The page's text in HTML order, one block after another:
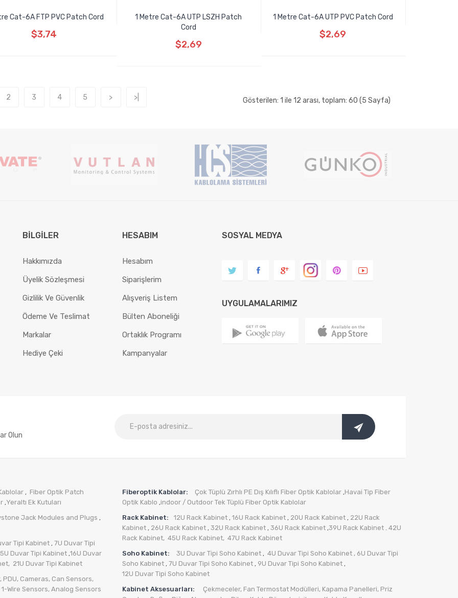
Cat-6A FTP PVC Patch Cord
$3,74
1 Metre Cat-6A UTP LSZH Patch
Cord
$2,69
1 Metre Cat-6A UTP PVC Patch Cord
$2,69
2 3 4 5 > >| Gösterilen: 1 ile 12 arası, toplam: 60 (5 Sayfa)
BILGILER
Hakkımızda
Üyelik Sözleşmesi
Gizlilik Ve Güvenlik
Ödeme Ve Teslimat
Markalar
Hediye Çeki
HESABIM
Hesabım
Siparişlerim
Alışveriş Listem
Bülten Aboneliği
Ortaklık Programı
Kampanyalar
SOSYAL MEDYA
UYGULAMALARIMIZ
Olun
, Fiber Optik Patch
,Yeraltı Ek Kutuları
Jack Modules and Plugs ,
Tipi Kabinet , 7U Duvar Tipi
Duvar Tipi Kabinet ,16U Duvar
21U Duvar Tipi Kabinet
, PDU, Cameras, Can Sensors,
1-Wire Sensors, Analog Sensors
Fiberoptik Kablolar: Çok Tüplü Zırhlı PE Dış Kılıflı Fiber Optik Kablolar ,Havai Tip Fiber
Optik Kablo ,indoor / Outdoor Tek Tüplü Fiber Optik Kablolar
Rack Kabinet:
12U Rack Kabinet , 16U Rack Kabinet , 20U Rack Kabinet , 22U Rack
Kabinet , 26U Rack Kabinet , 32U Rack Kabinet , 36U Rack Kabinet ,39U Rack Kabinet . 42U
Rack Kabinet, 45U Rack Kabinet, 47U Rack Kabinet
Soho Kabinet:
3U Duvar Tipi Soho Kabinet , 4U Duvar Tipi Soho Kabinet , 6U Duvar Tipi
Soho Kabinet , 7U Duvar Tipi Soho Kabinet , 9U Duvar Tipi Soho Kabinet ,
12U Duvar Tipi Soho Kabinet
Kabinet Aksesuarları:
Çekmeceler, Fan Termostat Modülleri, Kapama Panelleri, Priz